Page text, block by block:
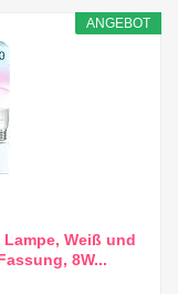
ANGEBOT
Weiß und
8W...